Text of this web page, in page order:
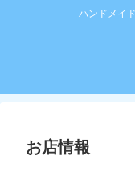
ハンドメイ
お店情報